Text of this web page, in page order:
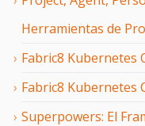
Herramientas de
Fabric8 Kubernetes
Fabric8 Kubernetes
Superpowers: El